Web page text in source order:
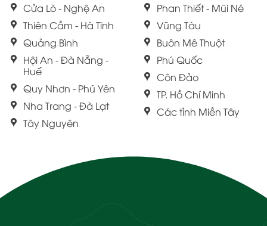
Cửa Lò - Nghệ An
Thiên Cầm - Hà Tĩnh
Quảng Bình
Hội An - Đà Nẵng -
Huế
Quy Nhơn - Phú Yên
Nha Trang - Đà Lạt
Tây Nguyên
Phan Thiết - Mũi Né
Vũng Tàu
Buôn Mê Thuột
Phú Quốc
Côn Đảo
TP. Hồ Chí Minh
Các tỉnh Miền Tây